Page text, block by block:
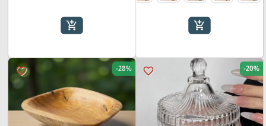
add_shopping_cart
add_shopping_cart
favorite_border -20%
favorite_border -28%